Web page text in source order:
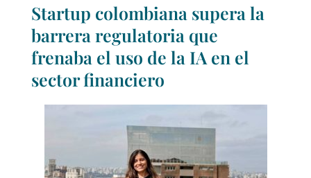
Startup colombiana supera la
barrera regulatoria que
frenaba el uso de la IA en el
sector financiero